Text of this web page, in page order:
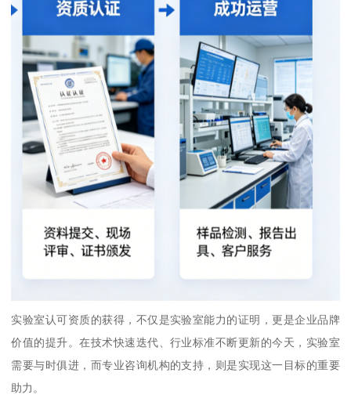
实验室认可资质的获得，不仅是实验室能力的证明，更是企业品牌
价值的提升。在技术快速迭代、行业标准不断更新的今天，实验室
需要与时俱进，而专业咨询机构的支持，则是实现这一目标的重要
助力。